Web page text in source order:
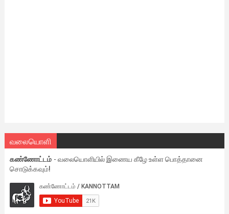
வலையொளி
கண்ணோட்டம் - வலையொளியில் இணைய கீழே உள்ள பொத்தானை
சொடுக்கவும்!